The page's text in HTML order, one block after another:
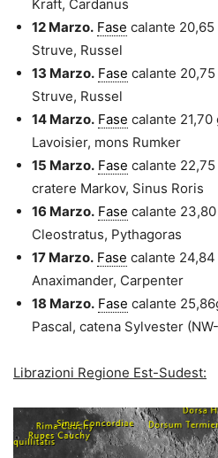
Kraft, Cardanus
12 Marzo. Fase calante
Struve, Russel
13 Marzo. Fase calante
Struve, Russel
14 Marzo. Fase calante 21,70
Lavoisier, mons Rumker
15 Marzo. Fase calante
cratere Markov, Sinus Roris
16 Marzo. Fase calante
Cleostratus, Pythagoras
17 Marzo. Fase calante
Anaximander, Carpenter
18 Marzo. Fase calante
Pascal, catena Sylvester
Librazioni Regione Est-Sudest: